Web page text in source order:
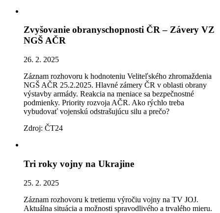
Zvyšovanie obranyschopnosti ČR – Závery VZ
NGŠ AČR
26. 2. 2025
Záznam rozhovoru k hodnoteniu Veliteľského zhromaždenia
NGŠ AČR 25.2.2025. Hlavné zámery ČR v oblasti obrany
výstavby armády. Reakcia na meniace sa bezpečnostné
podmienky. Priority rozvoja AČR. Ako rýchlo treba
vybudovať vojenskú odstrašujúcu silu a prečo?
Zdroj: ČT24
Tri roky vojny na Ukrajine
25. 2. 2025
Záznam rozhovoru k tretiemu výročiu vojny na TV JOJ.
Aktuálna situácia a možnosti spravodlivého a trvalého mieru.